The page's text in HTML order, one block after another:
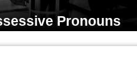
Pronouns